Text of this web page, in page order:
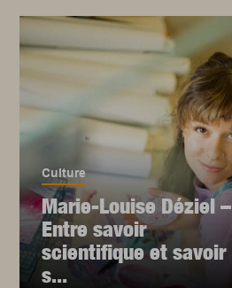
Culture
Marie-Louise Déziel –
Entre savoir
scientifique et savoir
s...